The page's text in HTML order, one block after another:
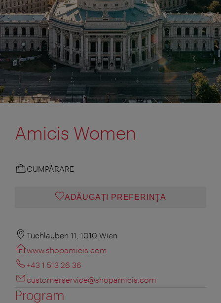
Amicis Women
CUMPĂRARE
ADĂUGAȚI PREFERINŢA
Tuchlauben 11, 1010 Wien
www.shopamicis.com
+43 1 513 26 36
customerservice@shopamicis.com
Program